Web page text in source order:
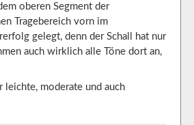
oberen Segment der
Tragebereich vorn im
gelegt, denn der Schall hat nur
auch wirklich alle Töne dort an,
leichte, moderate und auch